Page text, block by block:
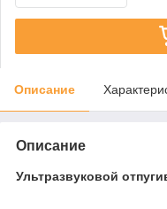
Описание
Описание
Ультразвуковой